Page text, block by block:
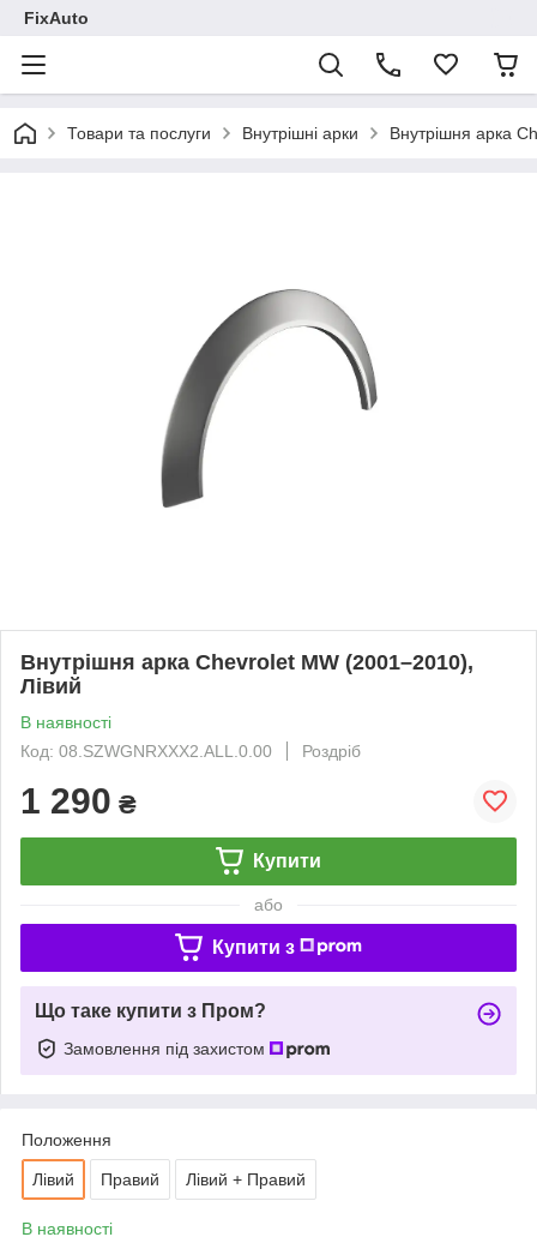
FixAuto
Товари та послуги Внутрішні арки Внутрішня арка
Внутрішня арка Chevrolet MW (2001–2010),
Лівий
В наявності
Код: 08.SZWGNRXXX2.ALL.0.00
Роздріб
1 290 ₴
Купити
або
Купити з
Що таке купити з Пром?
Замовлення під захистом
Положення
Лівий Правий Лівий + Правий
В наявності